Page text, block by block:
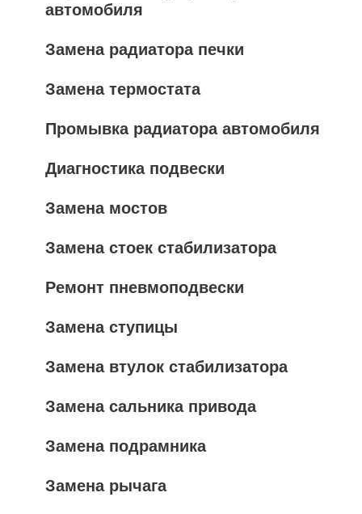
автомобиля
Замена радиатора печки
Замена термостата
Промывка радиатора автомобиля
Диагностика подвески
Замена мостов
Замена стоек стабилизатора
Ремонт пневмоподвески
Замена ступицы
Замена втулок стабилизатора
Замена сальника привода
Замена подрамника
Замена рычага